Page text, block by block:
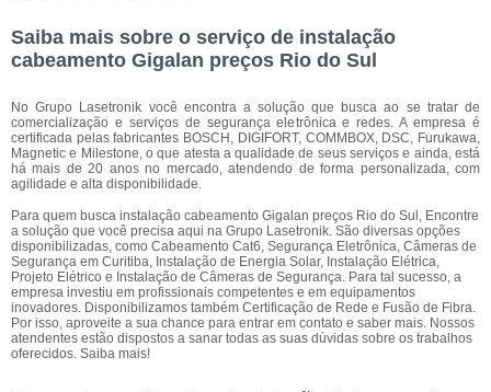
Saiba mais sobre o serviço de instalação
cabeamento Gigalan preços Rio do Sul
No Grupo Lasetronik você encontra a solução que busca ao se tratar de
comercialização e serviços de segurança eletrônica e redes. A empresa é
certificada pelas fabricantes BOSCH, DIGIFORT, COMMBOX, DSC, Furukawa,
Magnetic e Milestone, o que atesta a qualidade de seus serviços e ainda, está
há mais de 20 anos no mercado, atendendo de forma personalizada, com
agilidade e alta disponibilidade.
Para quem busca instalação cabeamento Gigalan preços Rio do Sul, Encontre
a solução que você precisa aqui na Grupo Lasetronik. São diversas opções
disponibilizadas, como Cabeamento Cat6, Segurança Eletrônica, Câmeras de
Segurança em Curitiba, Instalação de Energia Solar, Instalação Elétrica,
Projeto Elétrico e Instalação de Câmeras de Segurança. Para tal sucesso, a
empresa investiu em profissionais competentes e em equipamentos
inovadores. Disponibilizamos também Certificação de Rede e Fusão de Fibra.
Por isso, aproveite a sua chance para entrar em contato e saber mais. Nossos
atendentes estão dispostos a sanar todas as suas dúvidas sobre os trabalhos
oferecidos. Saiba mais!